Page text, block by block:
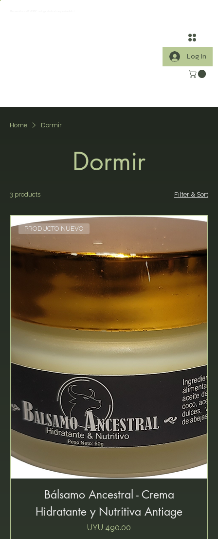
Log In
Home Dormir
Dormir
3 products Filter & Sort
PRODUCTO NUEVO
Bálsamo Ancestral - Crema
Hidratante y Nutritiva Antiage
Price
UYU 490.00